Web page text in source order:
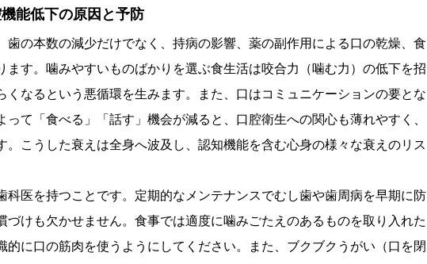
能低下の原因と予防
歯の本数の減少だけでなく、持病の影響、薬の副作用による口の乾燥、食
ます。噛みやすいものばかりを選ぶ食生活は咬合力（噛む力）の低下を招
くなるという悪循環を生みます。また、口はコミュニケーションの要とな
って「食べる」「話す」機会が減ると、口腔衛生への関心も薄れやすく、
。こうした衰えは全身へ波及し、認知機能を含む心身の様々な衰えのリス
科医を持つことです。定期的なメンテナンスでむし歯や歯周病を早期に防
づけも欠かせません。食事では適度に噛みごたえのあるものを取り入れた
的に口の筋肉を使うようにしてください。また、ブクブクうがい（口を閉